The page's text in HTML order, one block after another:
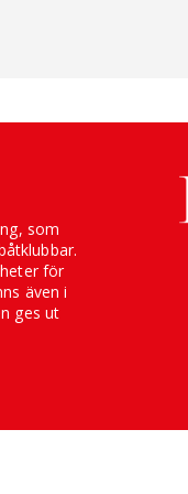
som
för
även i
ges ut